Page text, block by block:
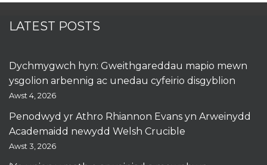
LATEST POSTS
Dychmygwch hyn: Gweithgareddau mapio mewn
ysgolion arbennig ac unedau cyfeirio disgyblion
Awst 4, 2026
Penodwyd yr Athro Rhiannon Evans yn Arweinydd
Academaidd newydd Welsh Crucible
Awst 3, 2026